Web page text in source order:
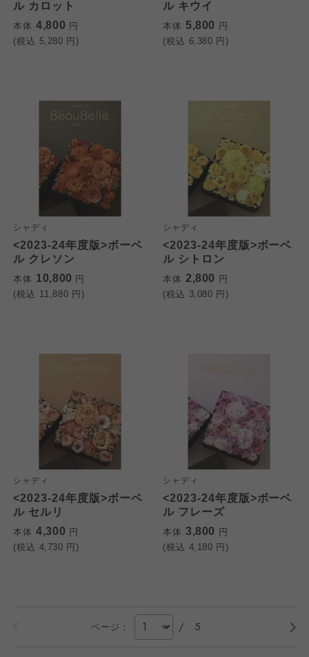
ル カロット
本体 4,800 円
(税込 5,280 円)
ル キウイ
本体 5,800 円
(税込 6,380 円)
シャディ
<2023-24年度版>ボーベ
ル クレソン
本体 10,800 円
(税込 11,880 円)
シャディ
<2023-24年度版>ボーベ
ル シトロン
本体 2,800 円
(税込 3,080 円)
シャディ
<2023-24年度版>ボーベ
ル セルリ
本体 4,300 円
(税込 4,730 円)
シャディ
<2023-24年度版>ボーベ
ル フレーズ
本体 3,800 円
(税込 4,180 円)
ページ： / 5